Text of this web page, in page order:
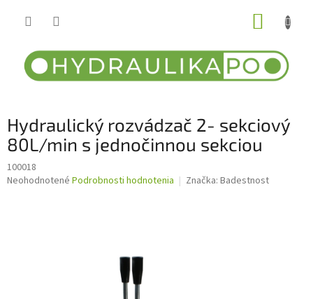
Hydraulický rozvádzač 2- sekciový
80L/min s jednočinnou sekciou
100018
Priemerné
Neohodnotené Podrobnosti hodnotenia Značka: Badestnost